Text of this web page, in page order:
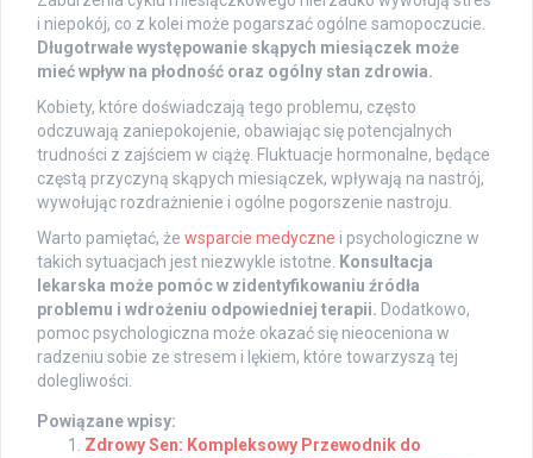
i niepokój, co z kolei może pogarszać ogólne samopoczucie.
Długotrwałe występowanie skąpych miesiączek może
mieć wpływ na płodność oraz ogólny stan zdrowia.
Kobiety, które doświadczają tego problemu, często
odczuwają zaniepokojenie, obawiając się potencjalnych
trudności z zajściem w ciążę. Fluktuacje hormonalne, będące
częstą przyczyną skąpych miesiączek, wpływają na nastrój,
wywołując rozdrażnienie i ogólne pogorszenie nastroju.
Warto pamiętać, że wsparcie medyczne i psychologiczne w
takich sytuacjach jest niezwykle istotne. Konsultacja
lekarska może pomóc w zidentyfikowaniu źródła
problemu i wdrożeniu odpowiedniej terapii. Dodatkowo,
pomoc psychologiczna może okazać się nieoceniona w
radzeniu sobie ze stresem i lękiem, które towarzyszą tej
dolegliwości.
Powiązane wpisy:
Zdrowy Sen: Kompleksowy Przewodnik do